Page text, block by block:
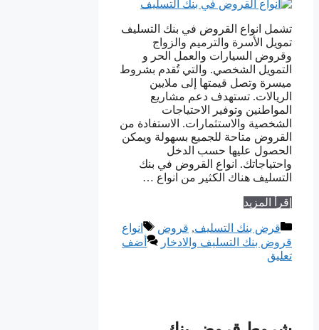
تشمل انواع القروض في بنك التسليف
تمويل الأسرة والترميم والزواج
وقروض السيارات والعمل الحر و
التمويل الشخصي. والتي تُقدم بشروط
ميسرة وتصل قيمتها إلى ملايين
الريالات. تستهدف دعم مشاريع
المواطنين وتوفير الاحتياجات
الشخصية والاستثمارات. الاستفادة من
القروض متاحة للجميع بسهولة ويمكن
الحصول عليها حسب الدخل
واحتياجاتك. انواع القروض في بنك
التسليف هناك الكثير من انواع …
إقرأ المزيد
التصنيفات
قرض بنك التسليف, قروض الوسوم
انواع
قروض بنك التسليف والادخار
أضف
تعليق